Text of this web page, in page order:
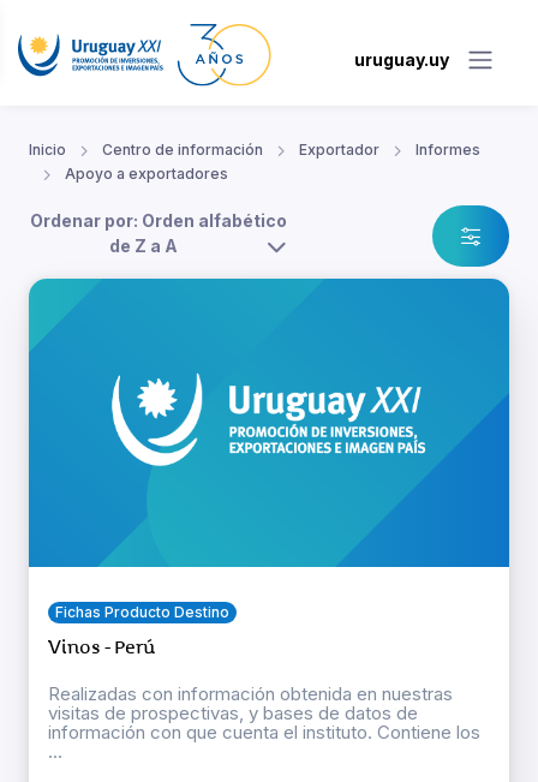
uruguay.uy
Inicio Centro de información Exportador
Informes
Apoyo a exportadores
Ordenar por: Orden alfabético
de Z a A
Fichas Producto Destino
Vinos - Perú
Realizadas con información obtenida en nuestras
visitas de prospectivas, y bases de datos de
información con que cuenta el instituto. Contiene los
...